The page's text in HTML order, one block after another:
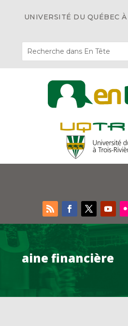
UNIVERSITÉ DU QUÉBEC
aine financière